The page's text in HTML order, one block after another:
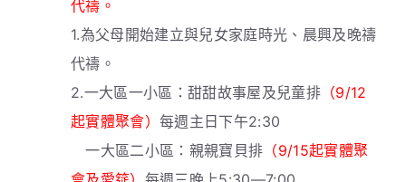
代禱。
1.為父母開始建立與兒女家庭時光、晨興及晚禱
代禱。
2.一大區一小區：甜甜故事屋及兒童排 （9/12
起實體聚會）每週主日下午2:30
一大區二小區：親親寶貝排 （9/15起實體聚